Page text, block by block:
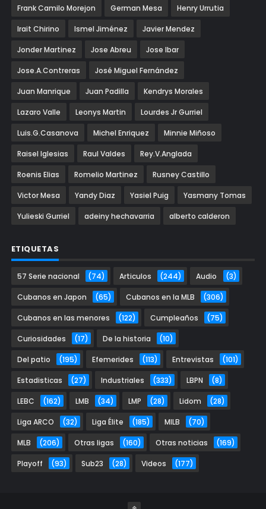
Frank Camilo Morejon German Mesa Henry Urrutia
Irait Chirino Ismel Jiménez Javier Mendez
Jonder Martinez Jose Abreu Jose Ibar
Jose.A.Contreras José Miguel Fernández
Juan Manrique Juan Padilla Kendrys Morales
Lazaro Valle Leonys Martin Lourdes Jr Gurriel
Luis.G.Casanova Michel Enriquez Minnie Miñoso
Raisel Iglesias Raul Valdes Rey.V.Anglada
Roenis Elias Romelio Martinez Rusney Castillo
Victor Mesa Yandy Diaz Yasiel Puig Yasmany Tomas
Yulieski Gurriel adeiny hechavarria alberto calderon
ETIQUETAS
57 Serie nacional (74) Articulos (244) Audio (3)
Cubanos en Japon (65) Cubanos en la MLB (306)
Cubanos en las menores (122) Cumpleaños (75)
Curiosidades (17) De la historia (10)
Del patio (195) Efemerides (113) Entrevistas (101)
Estadisticas (27) Industriales (333) LBPN (8)
LEBC (162) LMB (34) LMP (28) Lidom (28)
Liga ARCO (32) Liga Élite (185) MILB (70)
MLB (206) Otras ligas (160) Otras noticias (169)
Playoff (93) Sub23 (28) Videos (177)